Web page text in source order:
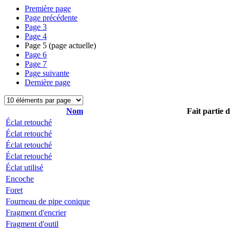
Première page
Page précédente
Page 3
Page 4
Page 5 (page actuelle)
Page 6
Page 7
Page suivante
Dernière page
Nom
Fait partie
Éclat retouché
Éclat retouché
Éclat retouché
Éclat retouché
Éclat utilisé
Encoche
Foret
Fourneau de pipe conique
Fragment d'encrier
Fragment d'outil